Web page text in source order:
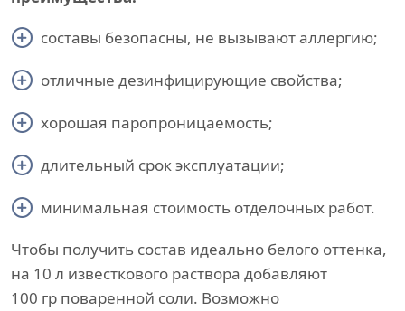
составы безопасны, не вызывают аллергию;
отличные дезинфицирующие свойства;
хорошая паропроницаемость;
длительный срок эксплуатации;
минимальная стоимость отделочных работ.
Чтобы получить состав идеально белого оттенка,
на 10 л известкового раствора добавляют
100 гр поваренной соли. Возможно